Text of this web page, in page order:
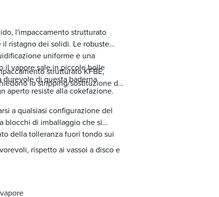
l'impaccamento strutturato
ristagno dei solidi. Le robuste
uniforme e una
il vapore sale in piccole bolle
di questa baderna
aperto resiste alla cokefazione.
strutturato KFBE,
lo stripping/sostituzione del
a qualsiasi configurazione del
blocchi di imballaggio che si
della tolleranza fuori tondo sui
rispetto ai vassoi a disco e